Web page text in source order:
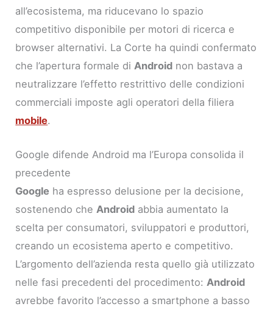
all’ecosistema, ma riducevano lo spazio
competitivo disponibile per motori di ricerca e
browser alternativi. La Corte ha quindi confermato
che l’apertura formale diAndroid non bastava a
neutralizzare l’effetto restrittivo delle condizioni
commerciali imposte agli operatori della filiera
mobile.
Google difende Android ma l’Europa consolida il
precedente
Google ha espresso delusione per la decisione,
sostenendo cheAndroid abbia aumentato la
scelta per consumatori, sviluppatori e produttori,
creando un ecosistema aperto e competitivo.
L’argomento dell’azienda resta quello già utilizzato
nelle fasi precedenti del procedimento:Android
avrebbe favorito l’accesso a smartphone a basso